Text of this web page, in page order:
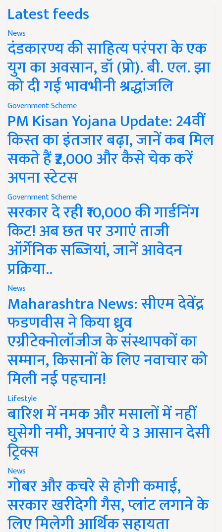
Latest feeds
News
दंडकारण्य की साहित्य परंपरा के एक
युग का अवसान, डॉ (प्रो). बी. एल. झा
को दी गई भावभीनी श्रद्धांजलि
Government Scheme
PM Kisan Yojana Update: 24वीं
किस्त का इंतजार बढ़ा, जानें कब मिल
सकते हैं ₹2,000 और कैसे चेक करें
अपना स्टेटस
Government Scheme
सरकार दे रही ₹10,000 की गार्डनिंग
किट! अब छत पर उगाएं ताजी
ऑर्गेनिक सब्जियां, जानें आवेदन
प्रक्रिया..
News
Maharashtra News: सीएम देवेंद्र
फडणवीस ने किया ध्रुव
एग्रीटेक्नोलॉजीज के संस्थापकों का
सम्मान, किसानों के लिए नवाचार को
मिली नई पहचान!
Lifestyle
बारिश में नमक और मसालों में नहीं
घुसेगी नमी, अपनाएं ये 3 आसान देसी
ट्रिक्स
News
गोबर और कचरे से होगी कमाई,
सरकार खरीदेगी गैस, प्लांट लगाने के
लिए मिलेगी आर्थिक सहायता